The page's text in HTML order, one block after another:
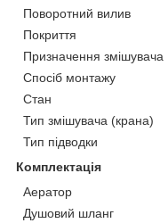
Поворотний вилив
Покриття
Призначення змішувача
Спосіб монтажу
Стан
Тип змішувача (крана)
Тип підводки
Комплектація
Аератор
Душовий шланг